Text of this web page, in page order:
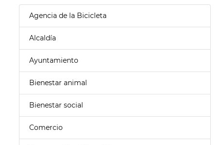
Agencia de la Bicicleta
Alcaldía
Ayuntamiento
Bienestar animal
Bienestar social
Comercio